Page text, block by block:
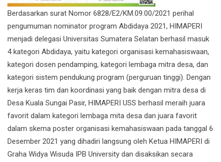
Berdasarkan surat Nomor 6828/E2/KM.09.00/2021 perihal
pengumuman nominator program Abdidaya 2021, HIMAPERI
menjadi delegasi Universitas Sumatera Selatan berhasil masuk
4 kategori Abdidaya, yaitu kategori organisasi kemahasiswaan,
kategori dosen pendamping, kategori lembaga mitra desa, dan
kategori sistem pendukung program (perguruan tinggi). Dengan
kerja keras tim dan koordinasi yang baik dengan mitra desa di
Desa Kuala Sungai Pasir, HIMAPERI USS berhasil meraih juara
favorit dalam kategori lembaga mita desa dan juara favorit
dalam skema poster organisasi kemahasiswaan pada tanggal 6
Desember 2021 yang dihadiri langsung oleh Ketua HIMAPERI di
Graha Widya Wisuda IPB University dan disaksikan secara